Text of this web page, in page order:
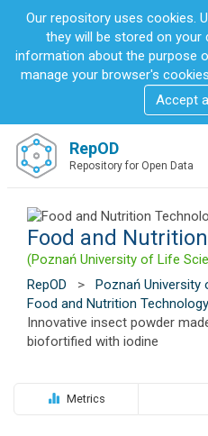
m
Our repository uses cookies.
they will be stored on your
information about the purpose
manage your browser's
Accept
RepOD
Repository for Open Data
Food and
(Poznań University of Life
RepOD
> Poznań University
Food and Nutrition Technology
Innovative insect powder
biofortified with iodine
Metrics